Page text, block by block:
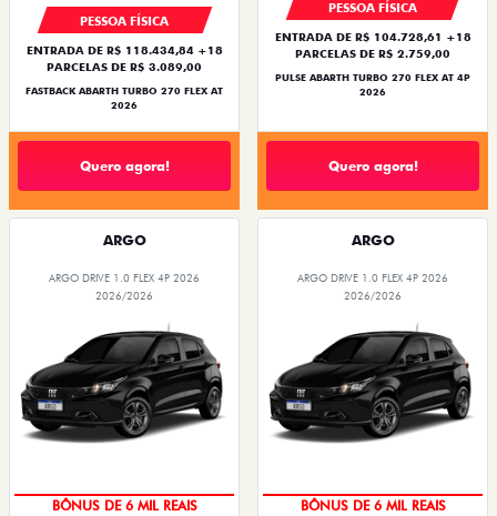
PESSOA FÍSICA
ENTRADA DE R$ 118.434,84 +18
PARCELAS DE R$ 3.089,00
FASTBACK ABARTH TURBO 270 FLEX AT
2026
Quero agora!
PESSOA FÍSICA
ENTRADA DE R$ 104.728,61 +18
PARCELAS DE R$ 2.759,00
PULSE ABARTH TURBO 270 FLEX AT 4P
2026
Quero agora!
ARGO
ARGO DRIVE 1.0 FLEX 4P 2026
2026/2026
TAXA ZERO
ARGO
ARGO DRIVE 1.0 FLEX 4P 2026
2026/2026
TAXA ZERO